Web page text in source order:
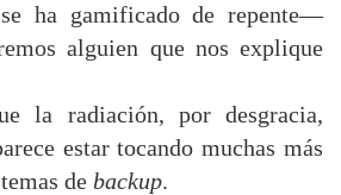
ha gamificado de repente—
alguien que nos explique
la radiación, por desgracia,
estar tocando muchas más
de backup.